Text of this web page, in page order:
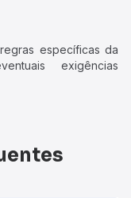
específicas da
exigências